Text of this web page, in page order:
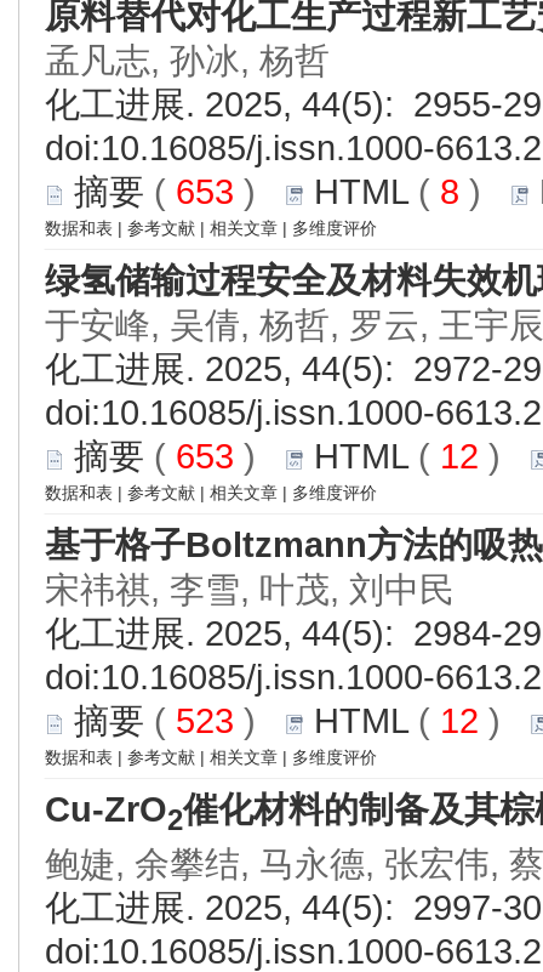
原料替代对化工生产过程新工
孟凡志, 孙冰, 杨哲
化工进展. 2025, 44(5): 2955-
doi:10.16085/j.issn.1000-
摘要 ( 653 ) HTML( 8 )
数据和表 | 参考文献 | 相关文章 | 多维度评价
绿氢储输过程安全及材料失效
于安峰, 吴倩, 杨哲, 罗云, 王宇
化工进展. 2025, 44(5): 2972-
doi:10.16085/j.issn.1000-
摘要 ( 653 ) HTML( 12 )
数据和表 | 参考文献 | 相关文章 | 多维度评价
基于格子Boltzmann方法的吸
宋祎祺, 李雪, 叶茂, 刘中民
化工进展. 2025, 44(5): 2984-
doi:10.16085/j.issn.1000-
摘要 ( 523 ) HTML( 12 )
数据和表 | 参考文献 | 相关文章 | 多维度评价
Cu-ZrO2催化材料的制备及其
鲍婕, 余攀结, 马永德, 张宏伟,
化工进展. 2025, 44(5): 2997-
doi:10.16085/j.issn.1000-